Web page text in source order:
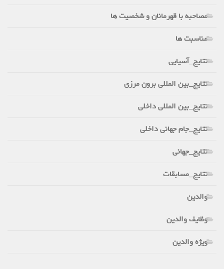
مصاحبه با قهرمانان و شخصیت ها
مناسبت ها
نتایج_آسیایی
نتایج_بین المللی برون مرزی
نتایج_بین المللی داخلی
نتایج_جام جهانی داخلی
نتایج_جهانی
نتایج_مسابقات
والدین
وظایف والدین
ویژه والدین